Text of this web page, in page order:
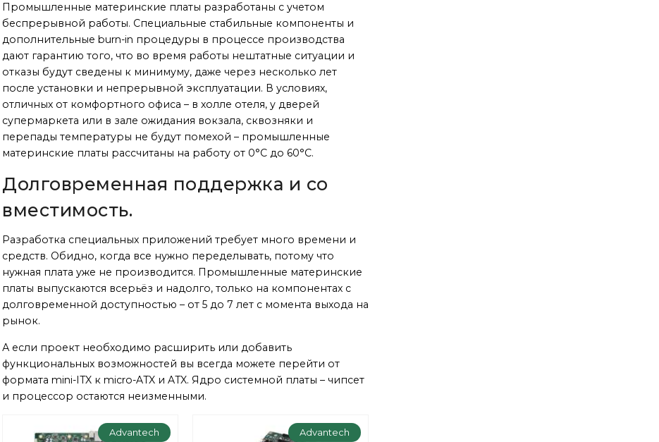
Промышленные материнские платы разработаны с учетом
беспрерывной работы. Специальные стабильные компоненты и
дополнительные burn-in процедуры в процессе производства
дают гарантию того, что во время работы нештатные ситуации и
отказы будут сведены к минимуму, даже через несколько лет
после установки и непрерывной эксплуатации. В условиях,
отличных от комфортного офиса – в холле отеля, у дверей
супермаркета или в зале ожидания вокзала, сквозняки и
перепады температуры не будут помехой – промышленные
материнские платы рассчитаны на работу от 0°С до 60°С.
Долговременная поддержка и со​
вместимость.
Разработка специальных приложений требует много времени и
средств. Обидно, когда все нужно переделывать, потому что
нужная плата уже не производится. Промышленные материнские
платы выпускаются всерьёз и надолго, только на компонентах с
долговременной доступностью – от 5 до 7 лет с момента выхода на
рынок.
А если проект необходимо расширить или добавить
функциональных возможностей вы всегда можете перейти от
формата mini-ITX к micro-ATX и ATX. Ядро системной платы – чипсет
и процессор остаются неизменными.
Advantech Advantech